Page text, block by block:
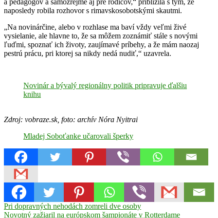
a pedagógov a samozrejme aj pre rodičov,“ priblížila s tým, že
naposledy robila rozhovor s rimavskosobotskými skautmi.
„Na novinárčine, alebo v rozhlase ma baví vždy veľmi živé
vysielanie, ale hlavne to, že sa môžem zoznámiť stále s novými
ľuďmi, spoznať ich životy, zaujímavé príbehy, a že mám naozaj
pestrú prácu, pri ktorej sa nikdy nedá nudiť,“ uzavrela.
Novinár a bývalý regionálny politik pripravuje ďalšiu
knihu
Zdroj: vobraze.sk, foto: archív Nóra Nyitrai
Mladej Soboťanke učarovali šperky
advokátIskolatáska
-
Navigácia
Previous
Post:
Pri dopravných nehodách zomreli dve osoby
Next
Novotný zažiaril na európskom šampionáte v Rotterdame